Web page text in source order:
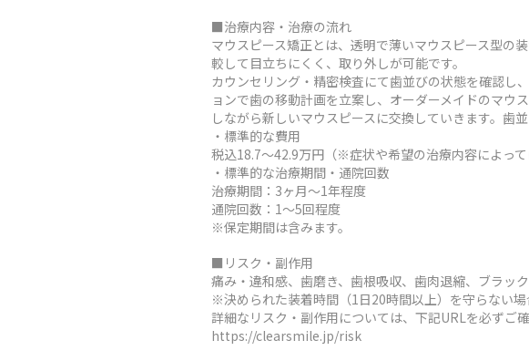
■治療内容・治療の流れ
マウスピース矯正とは、透明で薄いマウスピース型の
較して目立ちにくく、取り外しが可能です。
カウンセリング・精密検査にて歯並びの状態を確認し
ョンで歯の移動計画を立案し、オーダーメイドのマウ
しながら新しいマウスピースに交換していきます。歯
・標準的な費用
税込18.7～42.9万円（※症状や希望の治療内容によっ
・標準的な治療期間・通院回数
治療期間：3ヶ月～1年程度
通院回数：1～5回程度
※保定期間は含みます。
■リスク・副作用
痛み・違和感、歯磨き、歯根吸収、歯肉退縮、ブラッ
※決められた装着時間（1日20時間以上）を守らない
詳細なリスク・副作用については、下記URLを必ずご確
https://clearsmile.jp/risk